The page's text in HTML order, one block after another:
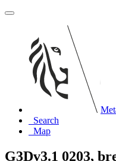
Search
Map
G3Dv3.1 0203,